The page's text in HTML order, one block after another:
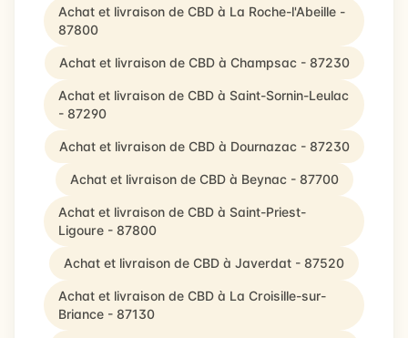
Achat et livraison de CBD à La Roche-l'Abeille -
87800
Achat et livraison de CBD à Champsac - 87230
Achat et livraison de CBD à Saint-Sornin-Leulac
- 87290
Achat et livraison de CBD à Dournazac - 87230
Achat et livraison de CBD à Beynac - 87700
Achat et livraison de CBD à Saint-Priest-
Ligoure - 87800
Achat et livraison de CBD à Javerdat - 87520
Achat et livraison de CBD à La Croisille-sur-
Briance - 87130